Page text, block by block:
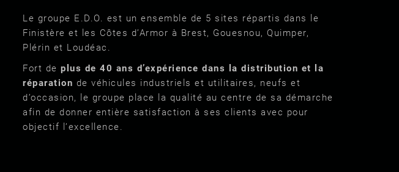
Le groupe E.D.O. est un ensemble de 5 sites répartis dans le
Finistère et les Côtes d’Armor à Brest, Gouesnou, Quimper,
Plérin et Loudéac.
Fort deplus de 40 ans d’expérience dans la distribution et la
réparation de véhicules industriels et utilitaires, neufs et
d’occasion, le groupe place la qualité au centre de sa démarche
afin de donner entière satisfaction à ses clients avec pour
objectif l’excellence.